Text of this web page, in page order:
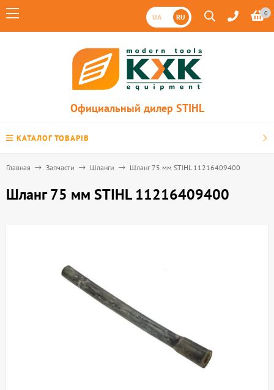
UA RU 0
Официальный дилер STIHL
КАТАЛОГ ТОВАРІВ
Главная Запчасти Шланги Шланг 75 мм STIHL 11216409400
Шланг 75 мм STIHL 11216409400